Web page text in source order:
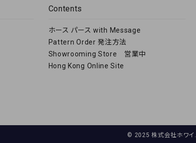
Contents
ホース パース with Message
Pattern Order 発注方法
Showrooming Store 営業中
Hong Kong Online Site
© 2025 株式会社ホワ